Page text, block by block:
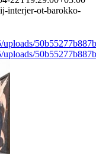
interjer-ot-barokko-